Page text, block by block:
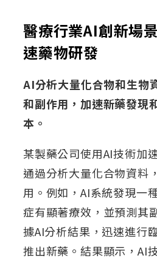
醫療行業AI創新場
速藥物研發
AI分析大量化合物和生物
和副作用，加速新藥發現
本。
某製藥公司使用AI技術加
通過分析大量化合物資料
用。例如，AI系統發現一
症有顯著療效，並預測其
據AI分析結果，迅速進行
推出新藥。結果顯示，AI